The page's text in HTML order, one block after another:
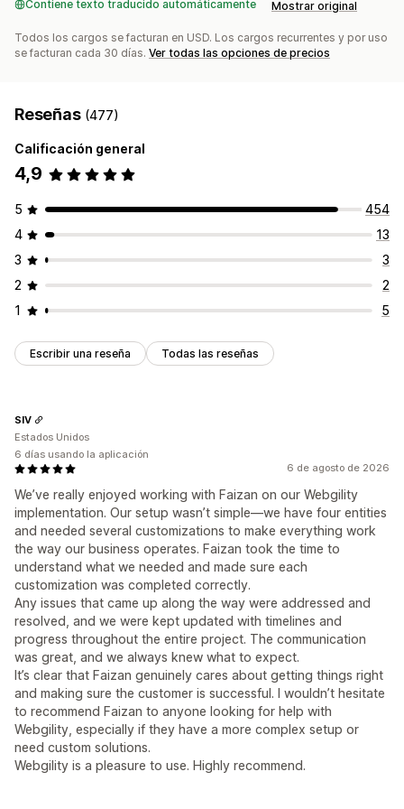
Contiene texto traducido automáticamente Mostrar original
Todos los cargos se facturan en USD. Los cargos recurrentes y por uso
se facturan cada 30 días. Ver todas las opciones de precios
Reseñas (477)
Calificación general
4,9
5
454
4
13
3
3
2
2
1
5
Escribir una reseña Todas las reseñas
6 de agosto de 2026
We’ve really enjoyed working with Faizan on our Webgility
implementation. Our setup wasn’t simple—we have four entities
and needed several customizations to make everything work
the way our business operates. Faizan took the time to
understand what we needed and made sure each
customization was completed correctly.
Any issues that came up along the way were addressed and
resolved, and we were kept updated with timelines and
progress throughout the entire project. The communication
was great, and we always knew what to expect.
It’s clear that Faizan genuinely cares about getting things right
and making sure the customer is successful. I wouldn’t hesitate
to recommend Faizan to anyone looking for help with
Webgility, especially if they have a more complex setup or
need custom solutions.
Webgility is a pleasure to use. Highly recommend.
SIV
Estados Unidos
6 días usando la aplicación